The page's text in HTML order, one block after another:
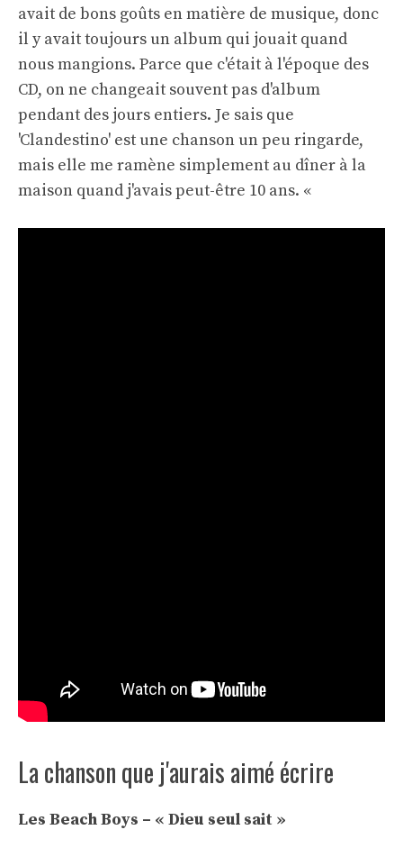
avait de bons goûts en matière de musique, donc
il y avait toujours un album qui jouait quand
nous mangions. Parce que c'était à l'époque des
CD, on ne changeait souvent pas d'album
pendant des jours entiers. Je sais que
'Clandestino' est une chanson un peu ringarde,
mais elle me ramène simplement au dîner à la
maison quand j'avais peut-être 10 ans. «
La chanson que j'aurais aimé écrire
Les Beach Boys – « Dieu seul sait »